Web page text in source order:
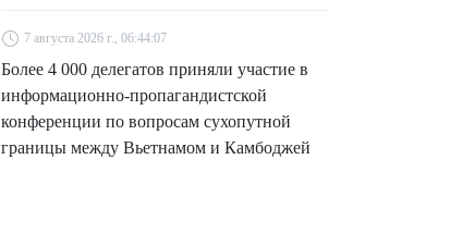
7 августа 2026 г., 06:44:07
Более 4 000 делегатов приняли участие в
информационно-пропагандистской
конференции по вопросам сухопутной
границы между Вьетнамом и Камбоджей